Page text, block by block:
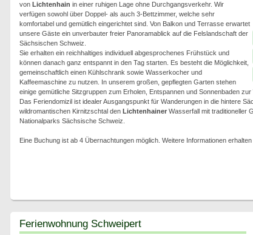
von Lichtenhain in einer ruhigen Lage ohne Durchgangsverkehr. Wir
verfügen sowohl über Doppel- als auch 3-Bettzimmer, welche sehr
komfortabel und gemütlich eingerichtet sind. Von Balkon und Terrasse erwartet
unsere Gäste ein unverbauter freier Panoramablick auf die Felslandschaft der
Sächsischen Schweiz.
Sie erhalten ein reichhaltiges individuell abgesprochenes Frühstück und
können danach ganz entspannt in den Tag starten. Es besteht die Möglichkeit,
gemeinschaftlich einen Kühlschrank sowie Wasserkocher und
Kaffeemaschine zu nutzen. In unserem großen, gepflegten Garten stehen
einige gemütliche Sitzgruppen zum Erholen, Entspannen und Sonnenbaden zur
Das Feriendomizil ist idealer Ausgangspunkt für Wanderungen in die hintere
wildromantischen Kirnitzschtal den LichtenhainerWasserfall mit traditioneller
Nationalparks Sächsische Schweiz.
Eine Buchung ist ab 4 Übernachtungen möglich. Weitere Informationen
Ferienwohnung Schweipert